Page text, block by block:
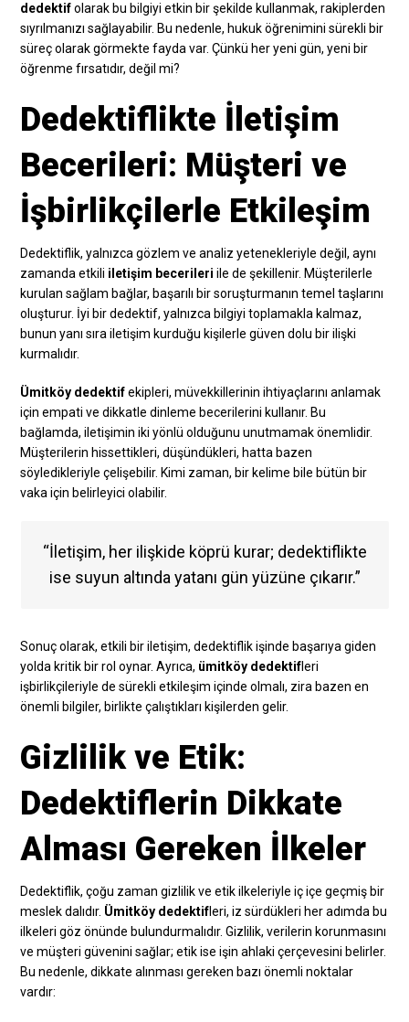
dedektifolarak bu bilgiyi etkin bir şekilde kullanmak, rakiplerden
sıyrılmanızı sağlayabilir. Bu nedenle, hukuk öğrenimini sürekli bir
süreç olarak görmekte fayda var. Çünkü her yeni gün, yeni bir
öğrenme fırsatıdır, değil mi?
Dedektiflikte İletişim
Becerileri: Müşteri ve
İşbirlikçilerle Etkileşim
Dedektiflik, yalnızca gözlem ve analiz yetenekleriyle değil, aynı
zamanda etkili iletişim becerileri ile de şekillenir. Müşterilerle
kurulan sağlam bağlar, başarılı bir soruşturmanın temel taşlarını
oluşturur. İyi bir dedektif, yalnızca bilgiyi toplamakla kalmaz,
bunun yanı sıra iletişim kurduğu kişilerle güven dolu bir ilişki
kurmalıdır.
Ümitköy dedektifekipleri, müvekkillerinin ihtiyaçlarını anlamak
için empati ve dikkatle dinleme becerilerini kullanır. Bu
bağlamda, iletişimin iki yönlü olduğunu unutmamak önemlidir.
Müşterilerin hissettikleri, düşündükleri, hatta bazen
söyledikleriyle çelişebilir. Kimi zaman, bir kelime bile bütün bir
vaka için belirleyici olabilir.
“İletişim, her ilişkide köprü kurar; dedektiflikte
ise suyun altında yatanı gün yüzüne çıkarır.”
Sonuç olarak, etkili bir iletişim, dedektiflik işinde başarıya giden
yolda kritik bir rol oynar. Ayrıca, ümitköy dedektifleri
işbirlikçileriyle de sürekli etkileşim içinde olmalı, zira bazen en
önemli bilgiler, birlikte çalıştıkları kişilerden gelir.
Gizlilik ve Etik:
Dedektiflerin Dikkate
Alması Gereken İlkeler
Dedektiflik, çoğu zaman gizlilik ve etik ilkeleriyle iç içe geçmiş bir
meslek dalıdır. Ümitköy dedektifleri, iz sürdükleri her adımda bu
ilkeleri göz önünde bulundurmalıdır. Gizlilik, verilerin korunmasını
ve müşteri güvenini sağlar; etik ise işin ahlaki çerçevesini belirler.
Bu nedenle, dikkate alınması gereken bazı önemli noktalar
vardır: